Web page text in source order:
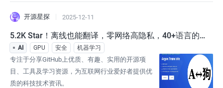
开源星探 2025-12-11
5.2K Star！离线也能翻译，零网络高隐私，40+语言的
纯本地翻译神器！
AI GPU 安全 机器学习
专注于分享GitHub上优质、有趣、实用的开源项
目、工具及学习资源，为互联网行业爱好者提供优
质的科技技术资讯。